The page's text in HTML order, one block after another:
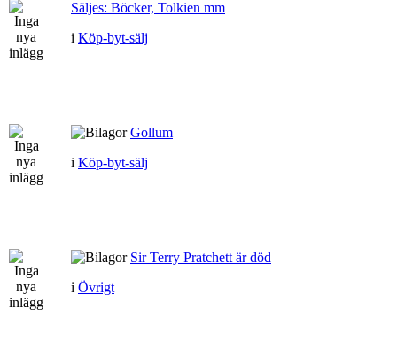
Säljes: Böcker, Tolkien mm
i Köp-byt-sälj
Gollum
i Köp-byt-sälj
Sir Terry Pratchett är död
i Övrigt